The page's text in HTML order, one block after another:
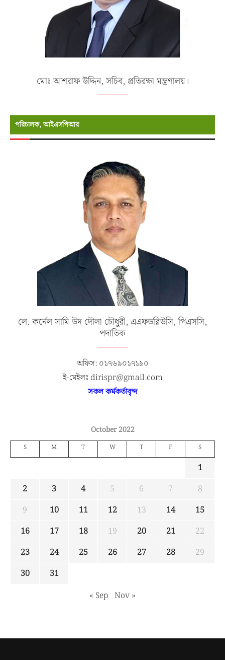
মোঃ আশরাফ উদ্দিন, সচিব, প্রতিরক্ষা মন্ত্রণালয়।
পরিচালক, আইএসপিআর
লে. কর্নেল সামি উদ দৌলা চৌধুরী, এএফডব্লিউসি, পিএসসি,
পদাতিক
অফিস: ০১৭৬৯০১৭১৯০
ই-মেইলঃ dirispr@gmail.com
সকল কর্মকর্তাবৃন্দ
October 2022
S M T W T F S
1
2
3 4 5 6 7
8
9
10 11 12 13 14
15
16
17 18 19 20 21
22
23
24 25 26 27 28
29
30
31
« Sep Nov »